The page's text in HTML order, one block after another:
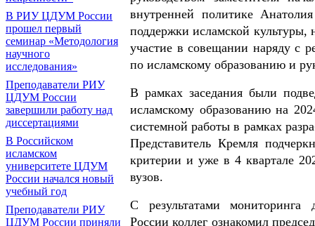
В РИУ ЦДУМ России
прошел первый
семинар «Методология
научного
исследования»
Преподаватели РИУ
ЦДУМ России
завершили работу над
диссертациями
В Российском
исламском
университете ЦДУМ
России начался новый
учебный год
Преподаватели РИУ
ЦДУМ России приняли
внутренней политике
поддержки исламской
участие в совещании наряду с
по исламскому образованию и
В рамках заседания были
исламскому образованию на
системной работы в рамках
Представитель Кремля
критерии и уже в 4 квартале
вузов.
С результатами мониторинга
России коллег ознакомил